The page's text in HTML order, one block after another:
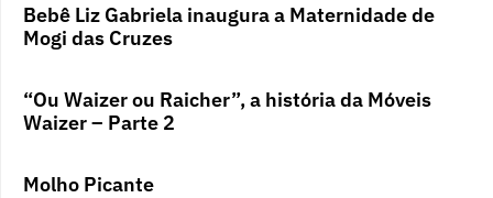
Bebê Liz Gabriela inaugura a Maternidade de
Mogi das Cruzes
“Ou Waizer ou Raicher”, a história da Móveis
Waizer – Parte 2
Molho Picante